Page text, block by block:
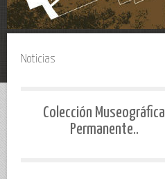
Noticias
Colección Museográfica
Permanente..